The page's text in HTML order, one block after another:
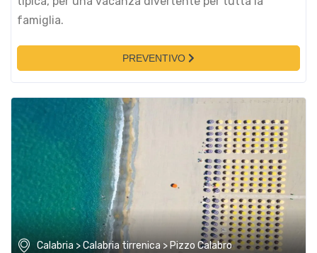
famiglia.
PREVENTIVO
Calabria > Calabria tirrenica > Pizzo Calabro